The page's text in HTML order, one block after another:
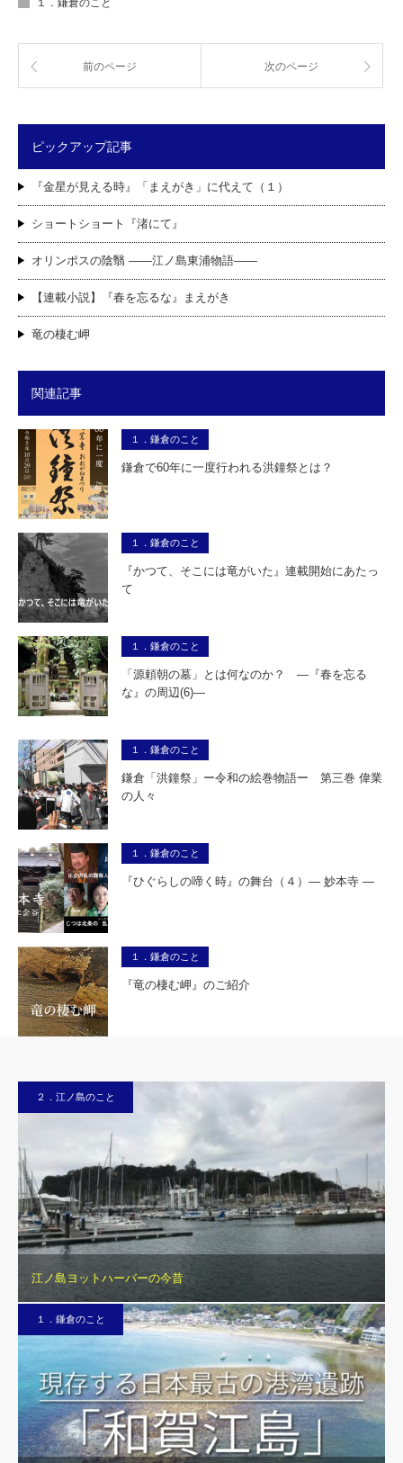
前のページ 次のページ
ピックアップ記事
『金星が見える時』「まえがき」に代えて（１）
ショートショート『渚にて』
オリンポスの陰翳 ――江ノ島東浦物語――
【連載小説】『春を忘るな』まえがき
竜の棲む岬
関連記事
１．鎌倉のこと
鎌倉で60年に一度行われる洪鐘祭とは？
１．鎌倉のこと
『かつて、そこには竜がいた』連載開始にあたっ
て
１．鎌倉のこと
「源頼朝の墓」とは何なのか？ ―『春を忘る
な』の周辺(6)―
１．鎌倉のこと
鎌倉「洪鐘祭」ー令和の絵巻物語ー 第三巻 偉業
の人々
１．鎌倉のこと
『ひぐらしの啼く時』の舞台（４）― 妙本寺 ―
１．鎌倉のこと
『竜の棲む岬』のご紹介
２．江ノ島のこと
江ノ島ヨットハーバーの今昔
１．鎌倉のこと